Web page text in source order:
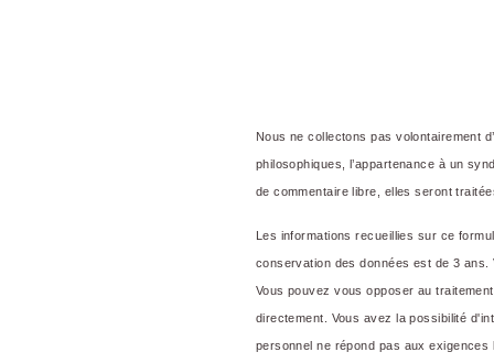
Nous ne collectons pas volontairement
philosophiques, l’appartenance à un
de commentaire libre, elles seront
Les informations recueillies sur ce
conservation des données est de 3
Vous pouvez vous opposer au
directement. Vous avez la possibilité
personnel ne répond pas aux